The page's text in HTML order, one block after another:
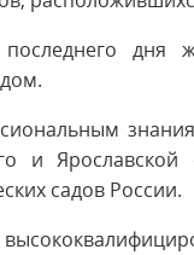
дня
и
садов России.